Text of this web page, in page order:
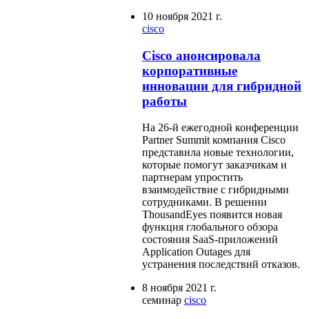
10 ноября 2021 г.
cisco
Cisco анонсировала
корпоративные
инновации для гибридной
работы
На 26-й ежегодной конференции
Partner Summit компания Cisco
представила новые технологии,
которые помогут заказчикам и
партнерам упростить
взаимодействие с гибридными
сотрудниками. В решении
ThousandEyes появится новая
функция глобального обзора
состояния SaaS-приложений
Application Outages для
устранения последствий отказов.
8 ноября 2021 г.
семинар cisco